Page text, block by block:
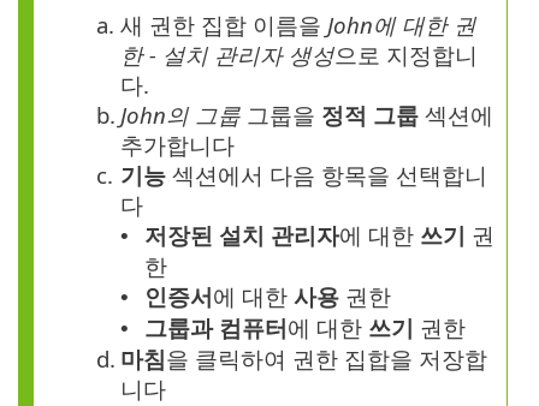
a. 새 권한 집합 이름을 John에 대한 권
한 - 설치 관리자 생성으로 지정합니
다.
b. John의 그룹 그룹을 정적 그룹 섹션에
추가합니다
c. 기능 섹션에서 다음 항목을 선택합니
다
• 저장된 설치 관리자에 대한 쓰기 권
한
• 인증서에 대한 사용 권한
• 그룹과 컴퓨터에 대한 쓰기 권한
d. 마침을 클릭하여 권한 집합을 저장합
니다